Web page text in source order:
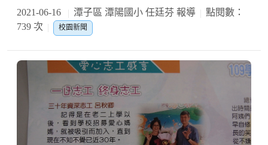
2021-06-16 潭子區 潭陽國小 任廷芬 報導
點閱數：
739 次
校園新聞